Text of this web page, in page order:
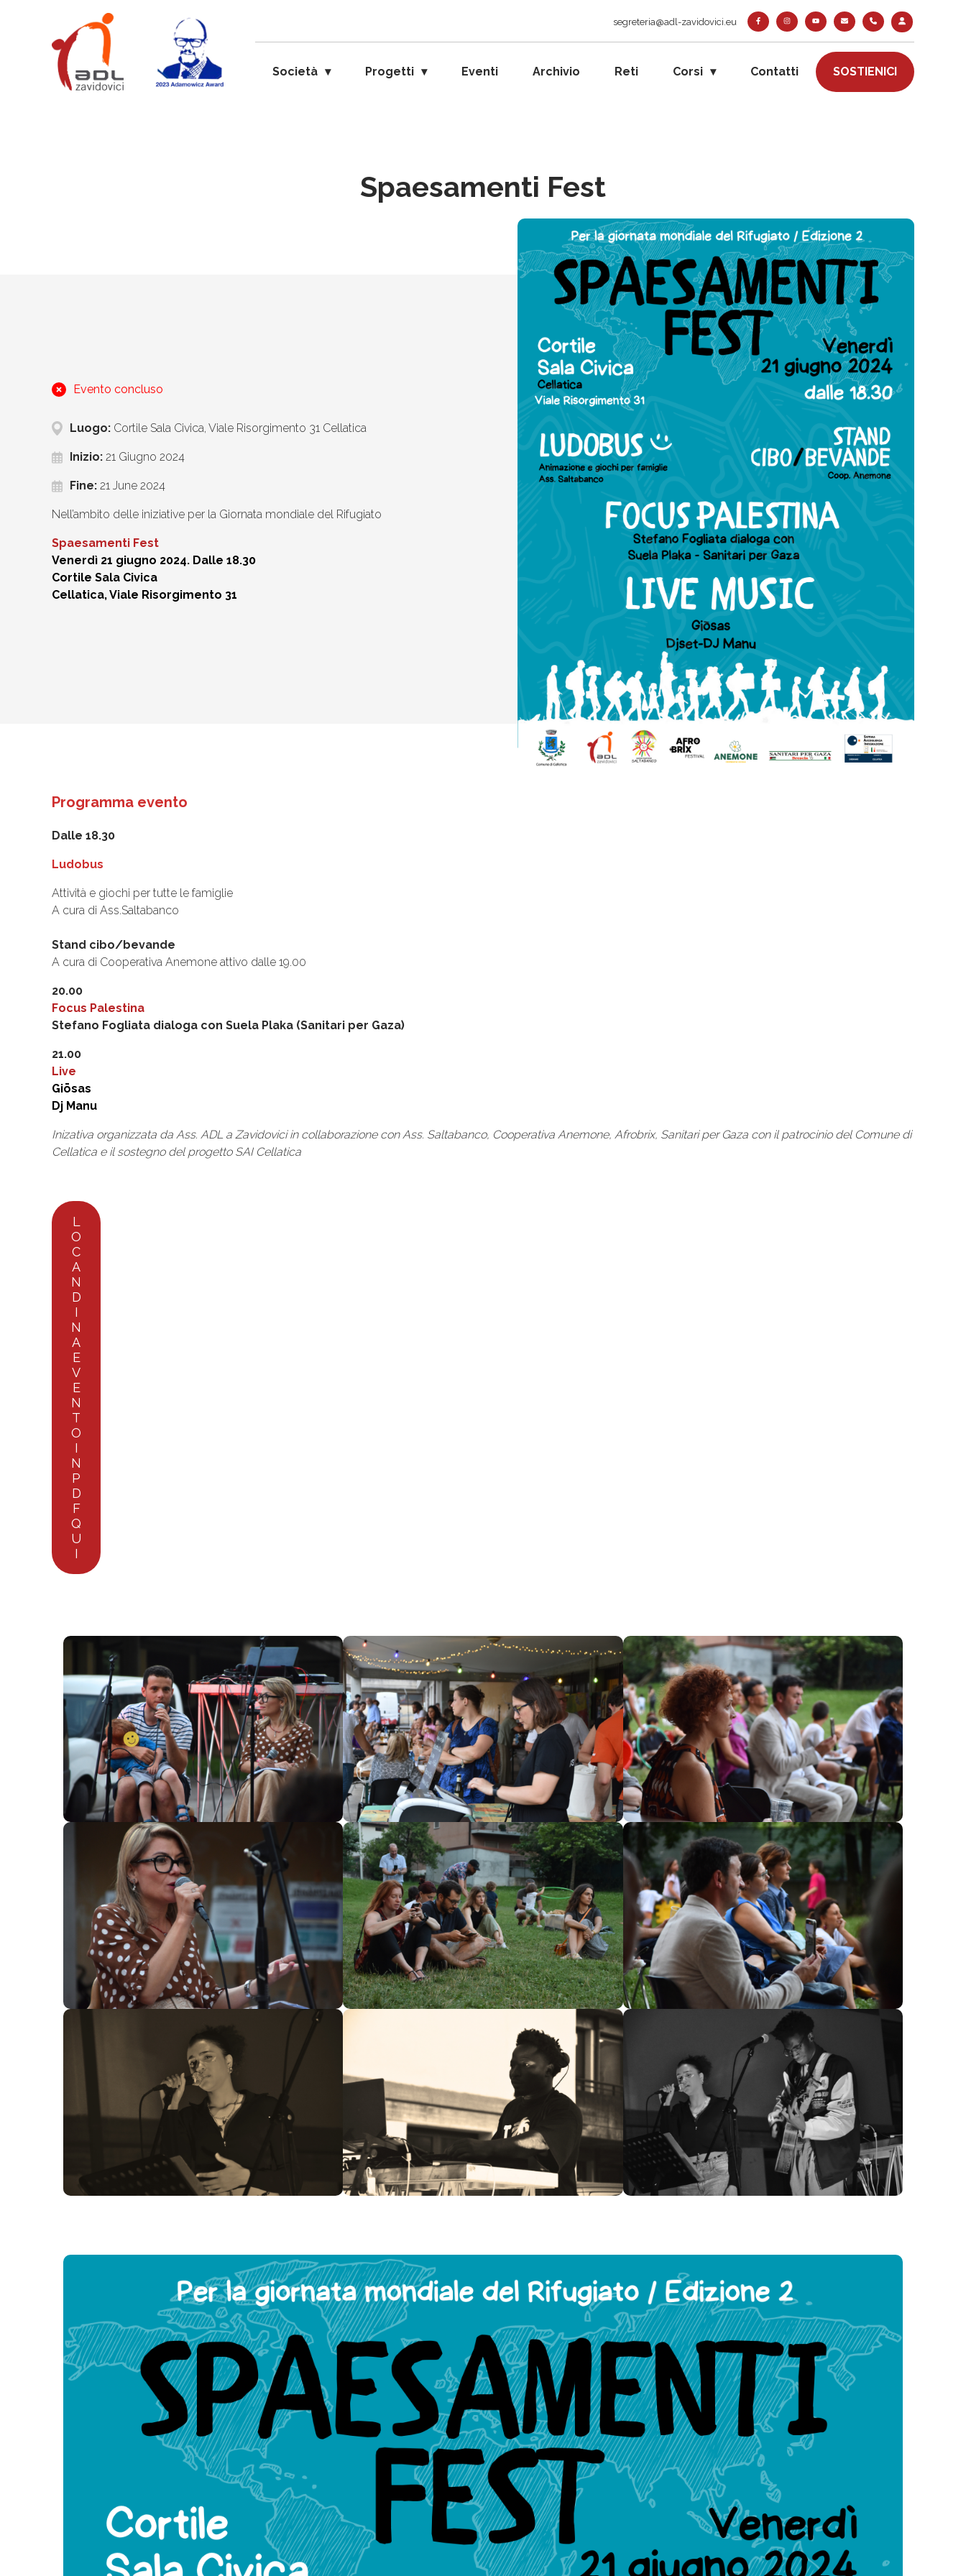
segreteria@adl-zavidovici.eu
Società Progetti Eventi Archivio Reti Corsi Contatti SOSTIENICI
Spaesamenti Fest
Evento concluso
Luogo: Cortile Sala Civica, Viale Risorgimento 31 Cellatica
Inizio: 21 Giugno 2024
Fine: 21 June 2024
Nell’ambito delle iniziative per la Giornata mondiale del Rifugiato
Spaesamenti Fest
Venerdì 21 giugno 2024. Dalle 18.30
Cortile Sala Civica
Cellatica, Viale Risorgimento 31
Programma evento
Dalle 18.30
Ludobus
Attività e giochi per tutte le famiglie
A cura di Ass.Saltabanco
Stand cibo/bevande
A cura di Cooperativa Anemone attivo dalle 19.00
20.00
Focus Palestina
Stefano Fogliata dialoga con Suela Plaka (Sanitari per Gaza)
21.00
Live
Giōsas
Dj Manu
Inizativa organizzata da Ass. ADL a Zavidovici in collaborazione con Ass. Saltabanco, Cooperativa Anemone, Afrobrix, Sanitari per Gaza con il patrocinio del Comune di
Cellatica e il sostegno del progetto SAI Cellatica
L
O
C
A
N
D
I
N
A
E
V
E
N
T
O
I
N
P
D
F
Q
U
I